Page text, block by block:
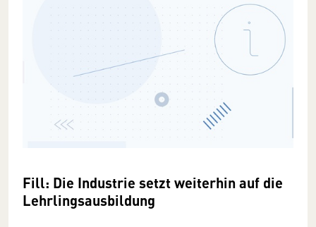
Fill: Die Industrie setzt weiterhin auf die
Lehrlingsausbildung